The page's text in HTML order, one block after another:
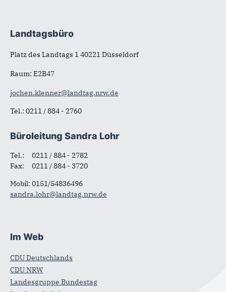
Fußbereich
Landtagsbüro
Platz des Landtags 1 40221 Düsseldorf
Raum: E2B47
jochen.klenner@landtag.nrw.de
Tel.: 0211 / 884 - 2760
Büroleitung Sandra Lohr
Tel.: 0211 / 884 - 2782
Fax: 0211 / 884 - 3720
Mobil: 0151/54836496
sandra.lohr@landtag.nrw.de
Im Web
CDU Deutschlands
CDU NRW
Landesgruppe Bundestag